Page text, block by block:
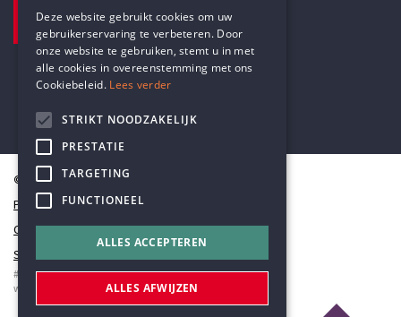
Pottenbrug 4
Antwerpen, 2000
© Humanistisch Verbond 2026
Privacy
Cookiestatement
Sitemap
#codedwithlove byCodelines
webapplicaties
mobiele apps&maatwerk websites
DUTCH
Deze website gebruikt cookies om uw
gebruikerservaring te verbeteren. Door
onze website te gebruiken, stemt u in met
alle cookies in overeenstemming met ons
Cookiebeleid. Lees verder
STRIKT NOODZAKELIJK
PRESTATIE
TARGETING
FUNCTIONEEL
ALLES ACCEPTEREN
ALLES AFWIJZEN